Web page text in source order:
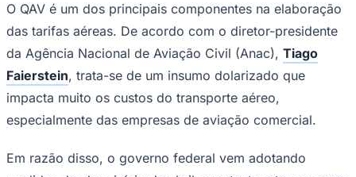
Goiás
O QAV é um dos principais componentes na elaboração
das tarifas aéreas. De acordo com o diretor-presidente
da Agência Nacional de Aviação Civil (Anac), Tiago
Faierstein, trata-se de um insumo dolarizado que
impacta muito os custos do transporte aéreo,
especialmente das empresas de aviação comercial.
Em razão disso, o governo federal vem adotando